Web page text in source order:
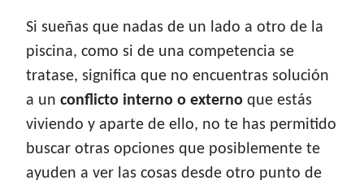
Si sueñas que nadas de un lado a otro de la
piscina, como si de una competencia se
tratase, significa que no encuentras solución
a un conflicto interno o externo que estás
viviendo y aparte de ello, no te has permitido
buscar otras opciones que posiblemente te
ayuden a ver las cosas desde otro punto de